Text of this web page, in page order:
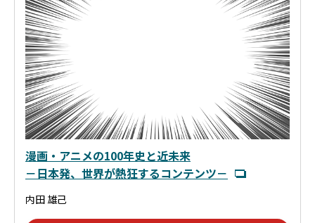
漫画・アニメの100年史と近未来
－日本発、世界が熱狂するコンテンツ－
内田 雄己